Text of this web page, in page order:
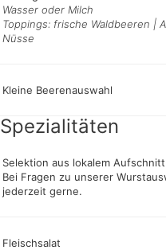
Wasser oder Milch
Toppings: frische Waldbeeren |
Nüsse
Kleine Beerenauswahl
Spezialitäten
Selektion aus lokalem Aufschnitt
Bei Fragen zu unserer
jederzeit gerne.
Fleischsalat